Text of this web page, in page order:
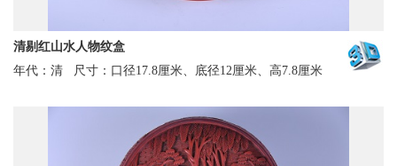
清剔红山水人物纹盒
年代：清 尺寸：口径17.8厘米、底径12厘米、高7.8厘米